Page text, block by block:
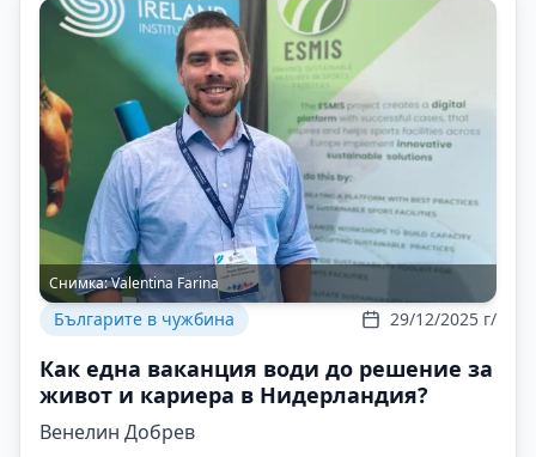
Снимка:Valentina Farina
Българите в чужбина 29/12/2025 г/
Как една ваканция води до решение за
живот и кариера в Нидерландия?
Венелин Добрев